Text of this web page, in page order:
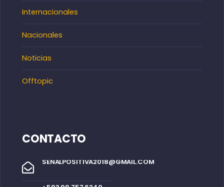
Internacionales
Nacionales
Noticias
Offtopic
CONTACTO
SENALPOSITIVA2018@GMAIL.COM